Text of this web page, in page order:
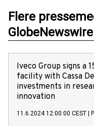
Flere
Iveco Group signs a
facility with Cassa
investments in
innovation
11.6.2024 12:00:00 CEST